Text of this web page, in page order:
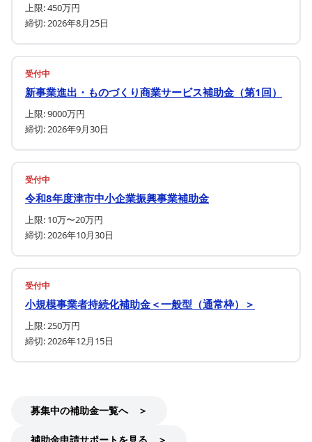
上限: 450万円
締切: 2026年8月25日
受付中
新事業進出・ものづくり商業サービス補助金（第1回）
上限: 9000万円
締切: 2026年9月30日
受付中
令和8年度津市中小企業振興事業補助金
上限: 10万〜20万円
締切: 2026年10月30日
受付中
小規模事業者持続化補助金＜一般型（通常枠）＞
上限: 250万円
締切: 2026年12月15日
募集中の補助金一覧へ ＞
補助金申請サポートを見る ＞